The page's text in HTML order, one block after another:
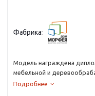
Фабрика:
Модель награждена
мебельной и
России, Союза дизайнеров
Подробнее